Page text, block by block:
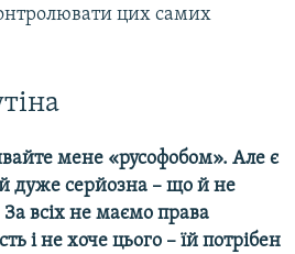
цих самих
мене «русофобом». Але є
й дуже серйозна – що й не
всіх не маємо права
і не хоче цього – їй потрібен